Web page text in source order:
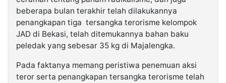
beberapa bulan terakhir telah dilakukannya
penangkapan tiga tersangka terorisme kelompok
JAD di Bekasi, telah ditemukannya bahan baku
peledak yang sebesar 35 kg di Majalengka.
Pada faktanya memang peristiwa penemuan aksi
teror serta penangkapan tersangka terorisme telah